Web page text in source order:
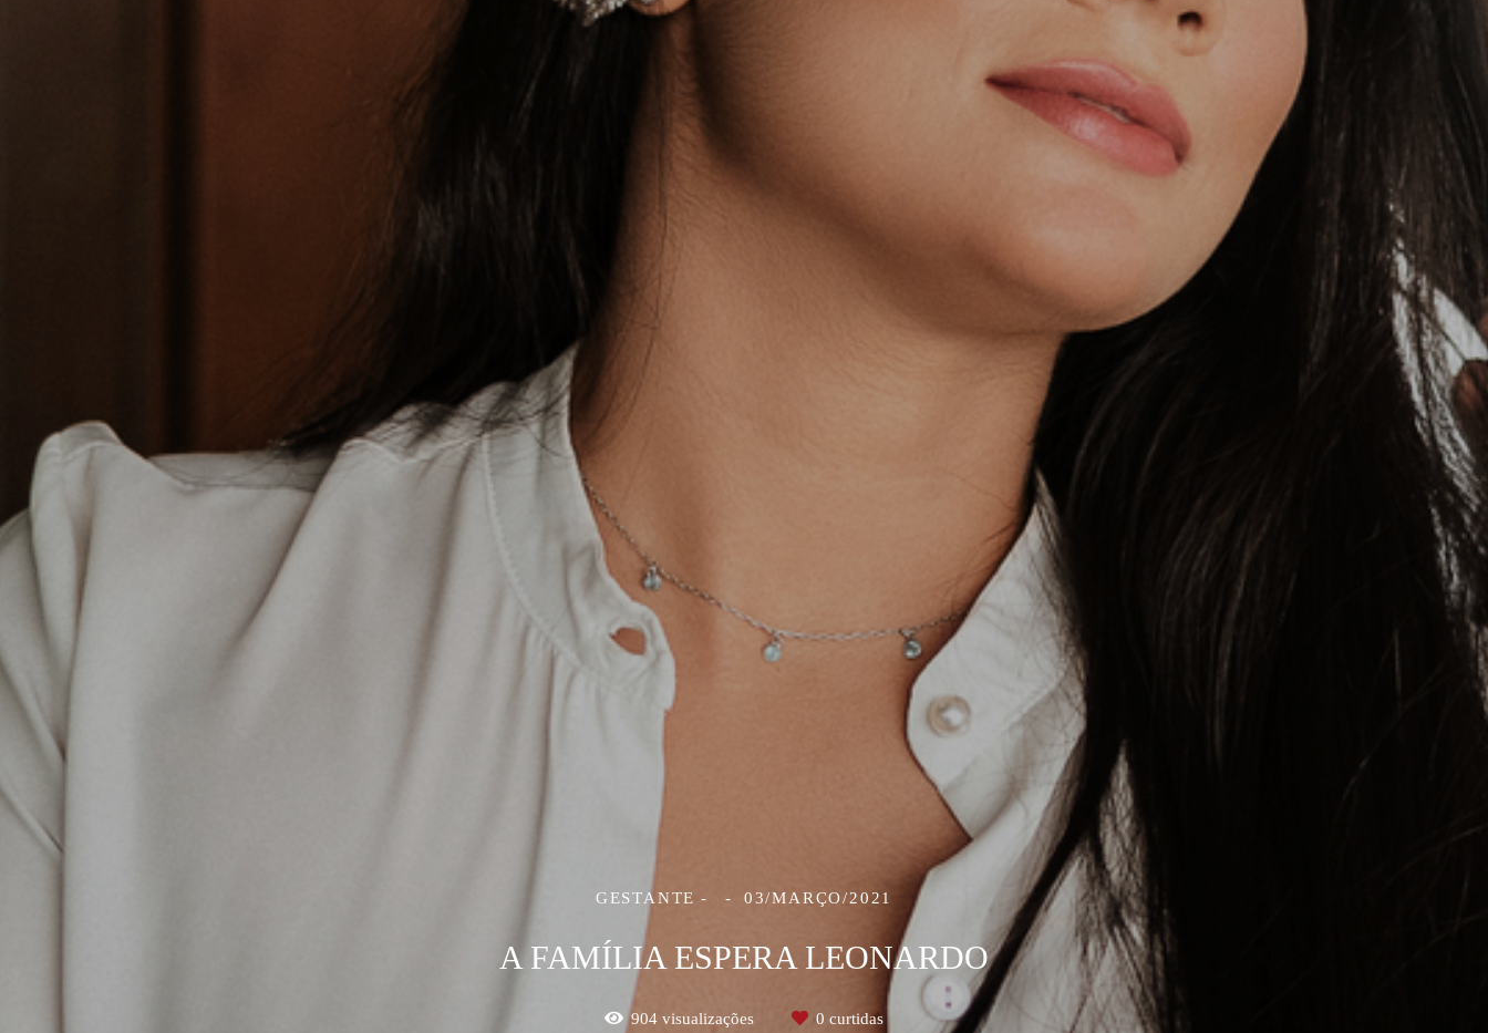
GESTANTE 03/MARÇO/2021
A FAMÍLIA ESPERA LEONARDO
904 visualizações 0 curtidas